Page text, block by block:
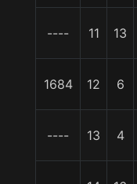
---- 11 13
1684 12 6
---- 13 4